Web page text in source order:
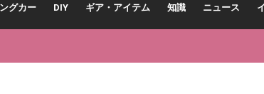
グカー DIY ギア・アイテム 知識 ニュース